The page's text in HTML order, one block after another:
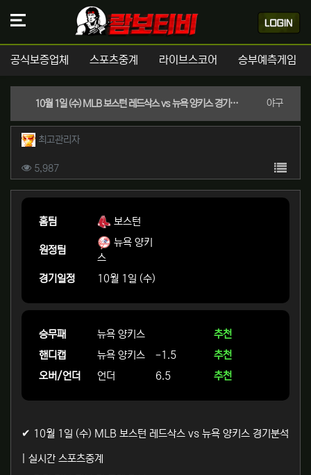
공식보증업체 스포츠중계 라이브스코어 승부예측게임
10월 1일 (수) MLB 보스턴 레드삭스 vs 뉴욕 양키스 경기분석 | 실시간 스포츠중계 야구분류
작성자 정보
최고관리자작성
컨텐츠 정보
5,987조회 목록
본문
홈팀 보스턴
원정팀
뉴욕 양키
스
경기일정
10월 1일 (수)
승무패 뉴욕 양키스
추천
핸디캡
뉴욕 양키스 -1.5
추천
오버/언더
언더 6.5 추천
✔ 10월 1일 (수) MLB 보스턴 레드삭스 vs 뉴욕 양키스 경기분석
| 실시간 스포츠중계